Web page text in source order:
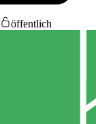
öffentlich